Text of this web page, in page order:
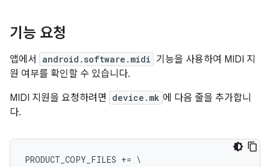
기능 요청
앱에서 android.software.midi 기능을 사용하여 MIDI 지
원 여부를 확인할 수 있습니다.
MIDI 지원을 요청하려면
device.mk 에 다음 줄을 추가합니
다.
PRODUCT_COPY_FILES += \